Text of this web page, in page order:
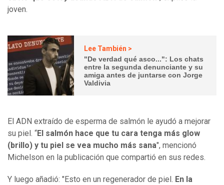
joven.
Lee También >
"De verdad qué asco...": Los chats
entre la segunda denunciante y su
amiga antes de juntarse con Jorge
Valdivia
El ADN extraído de esperma de salmón le ayudó a mejorar
su piel. “El salmón hace que tu cara tenga más glow
(brillo) y tu piel se vea mucho más sana", mencionó
Michelson en la publicación que compartió en sus redes.
Y luego añadió: "Esto en un regenerador de piel. En la